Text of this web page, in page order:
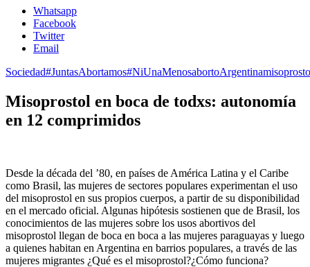
Whatsapp
Facebook
Twitter
Email
Sociedad#JuntasAbortamos#NiUnaMenosabortoArgentina
Misoprostol en boca de todxs: autonomía
en 12 comprimidos
Desde la década del ’80, en países de América Latina y el Caribe
como Brasil, las mujeres de sectores populares experimentan el uso
del misoprostol en sus propios cuerpos, a partir de su disponibilidad
en el mercado oficial. Algunas hipótesis sostienen que de Brasil, los
conocimientos de las mujeres sobre los usos abortivos del
misoprostol llegan de boca en boca a las mujeres paraguayas y luego
a quienes habitan en Argentina en barrios populares, a través de las
mujeres migrantes ¿Qué es el misoprostol?¿Cómo funciona?